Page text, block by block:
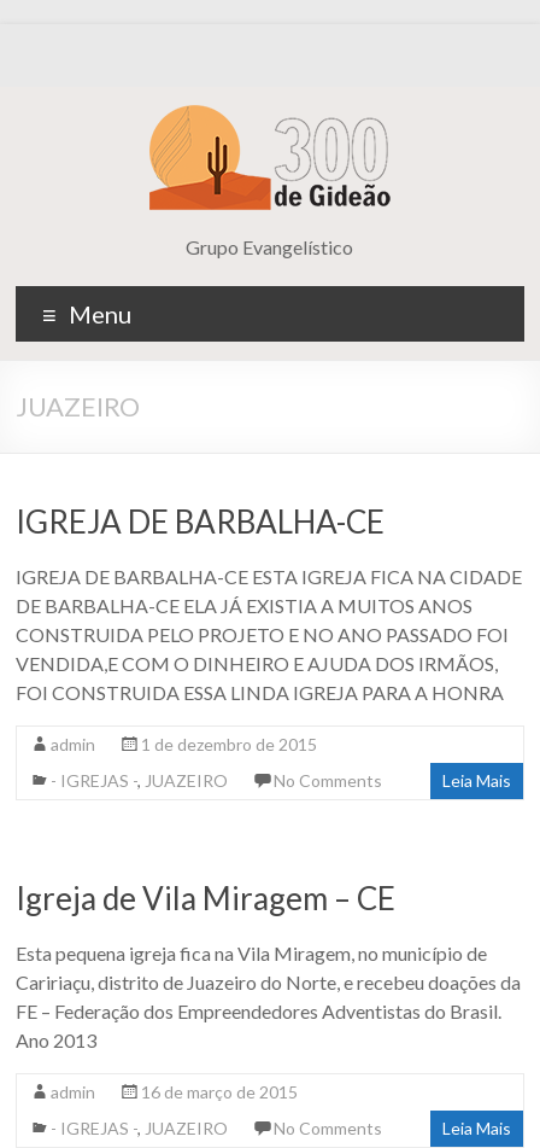
Grupo Evangelístico
Menu
JUAZEIRO
IGREJA DE BARBALHA-CE
IGREJA DE BARBALHA-CE ESTA IGREJA FICA NA CIDADE
DE BARBALHA-CE ELA JÁ EXISTIA A MUITOS ANOS
CONSTRUIDA PELO PROJETO E NO ANO PASSADO FOI
VENDIDA,E COM O DINHEIRO E AJUDA DOS IRMÃOS,
FOI CONSTRUIDA ESSA LINDA IGREJA PARA A HONRA
admin
1 de dezembro de 2015
- IGREJAS -, JUAZEIRO No Comments Leia Mais
Igreja de Vila Miragem – CE
Esta pequena igreja fica na Vila Miragem, no município de
Caririaçu, distrito de Juazeiro do Norte, e recebeu doações da
FE – Federação dos Empreendedores Adventistas do Brasil.
Ano 2013
admin
16 de março de 2015
- IGREJAS -, JUAZEIRO No Comments Leia Mais